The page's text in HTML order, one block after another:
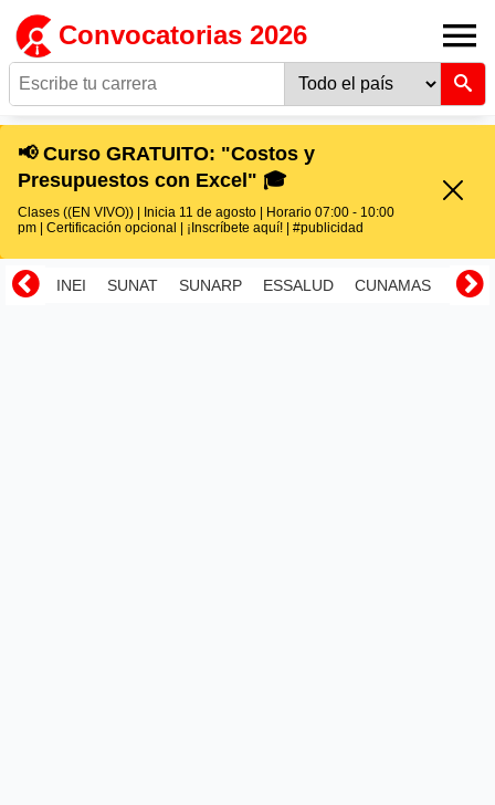
Convocatorias 2026
📢 Curso GRATUITO: "Costos y
Presupuestos con Excel" 🎓
Clases ((EN VIVO)) | Inicia 11 de agosto | Horario 07:00 - 10:00
pm | Certificación opcional | ¡Inscríbete aquí! | #publicidad
INEI SUNAT SUNARP ESSALUD CUNAMAS